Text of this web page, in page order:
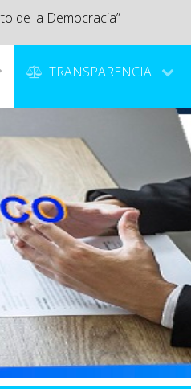
de la Democracia”
TRANSPARENCIA